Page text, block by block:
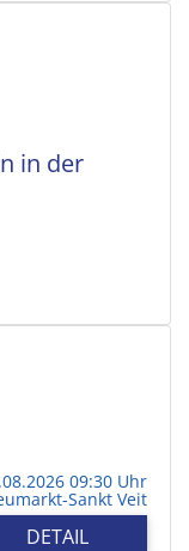
in der
09:30 Uhr
Sankt Veit
DETAIL